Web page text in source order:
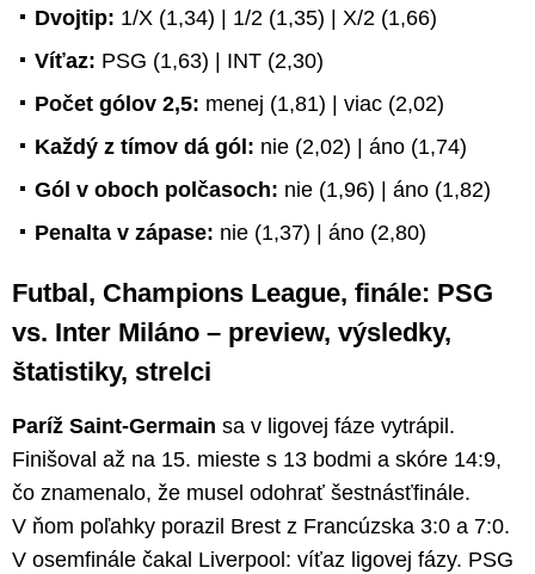
Dvojtip: 1/X (1,34) | 1/2 (1,35) | X/2 (1,66)
Víťaz: PSG (1,63) | INT (2,30)
Počet gólov 2,5: menej (1,81) | viac (2,02)
Každý z tímov dá gól: nie (2,02) | áno (1,74)
Gól v oboch polčasoch: nie (1,96) | áno (1,82)
Penalta v zápase: nie (1,37) | áno (2,80)
Futbal, Champions League, finále: PSG
vs. Inter Miláno – preview, výsledky,
štatistiky, strelci
Paríž Saint-Germain sa v ligovej fáze vytrápil.
Finišoval až na 15. mieste s 13 bodmi a skóre 14:9,
čo znamenalo, že musel odohrať šestnásťfinále.
V ňom poľahky porazil Brest z Francúzska 3:0 a 7:0.
V osemfinále čakal Liverpool: víťaz ligovej fázy. PSG